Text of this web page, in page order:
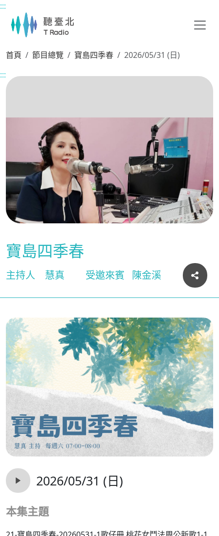
主要內容區塊
:::
首頁 節目總覽 寶島四季春
2026/05/31 (日)
:::
寶島四季春
主持人 慧真 受邀來賓 陳金溪
2026/05/31 (日)
本集主題